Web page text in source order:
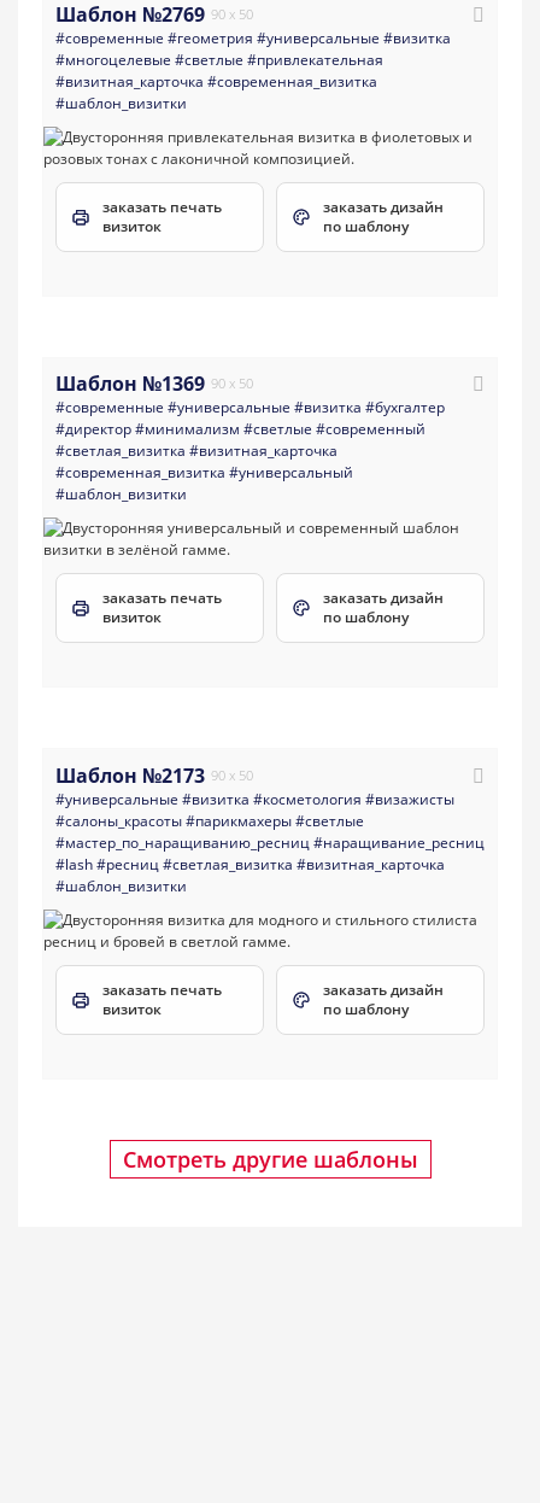
Шаблон №2769 90 x 50
#современные #геометрия #универсальные #визитка
#многоцелевые #светлые #привлекательная
#визитная_карточка #современная_визитка
#шаблон_визитки
заказать печать
визиток
заказать дизайн
по шаблону
Шаблон №1369 90 x 50
#современные #универсальные #визитка #бухгалтер
#директор#минимализм #светлые #современный
#светлая_визитка #визитная_карточка
#современная_визитка #универсальный
#шаблон_визитки
заказать печать
визиток
заказать дизайн
по шаблону
Шаблон №2173 90 x 50
#универсальные #визитка #косметология #визажисты
#салоны_красоты#парикмахеры#светлые
#мастер_по_наращиванию_ресниц#наращивание_ресниц
#lash#ресниц#светлая_визитка #визитная_карточка
#шаблон_визитки
заказать печать
визиток
заказать дизайн
по шаблону
Смотреть другие шаблоны